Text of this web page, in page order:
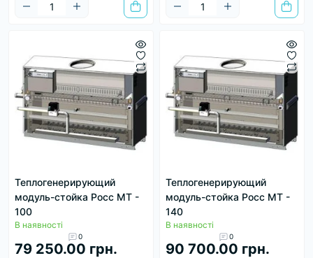
Теплогенерирующий
модуль-стойка Росс МТ -
100
В наявності
0
79 250.00 грн.
Теплогенерирующий
модуль-стойка Росс МТ -
140
В наявності
0
90 700.00 грн.